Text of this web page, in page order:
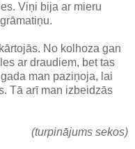
Viņi bija ar mieru
No kolhoza gan
ar draudiem, bet tas
man paziņoja, lai
Tā arī man izbeidzās
(turpinājums sekos)